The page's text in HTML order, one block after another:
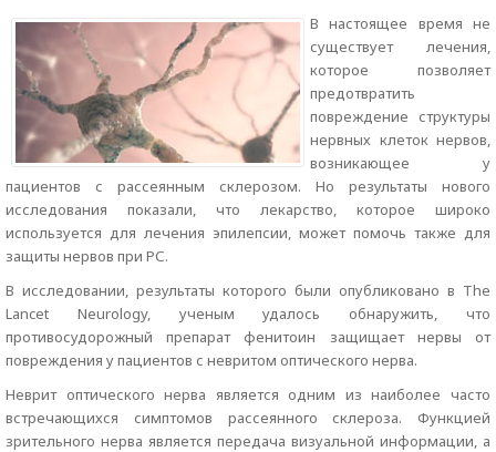
В настоящее время не
существует лечения,
которое позволяет
предотвратить
повреждение структуры
нервных клеток нервов,
возникающее у
пациентов с рассеянным склерозом. Но результаты нового
исследования показали, что лекарство, которое широко
используется для лечения эпилепсии, может помочь также для
защиты нервов при РС.
В исследовании, результаты которого были опубликовано в The
Lancet Neurology, ученым удалось обнаружить, что
противосудорожный препарат фенитоин защищает нервы от
повреждения у пациентов с невритом оптического нерва.
Неврит оптического нерва является одним из наиболее часто
встречающихся симптомов рассеянного склероза. Функцией
зрительного нерва является передача визуальной информации, а